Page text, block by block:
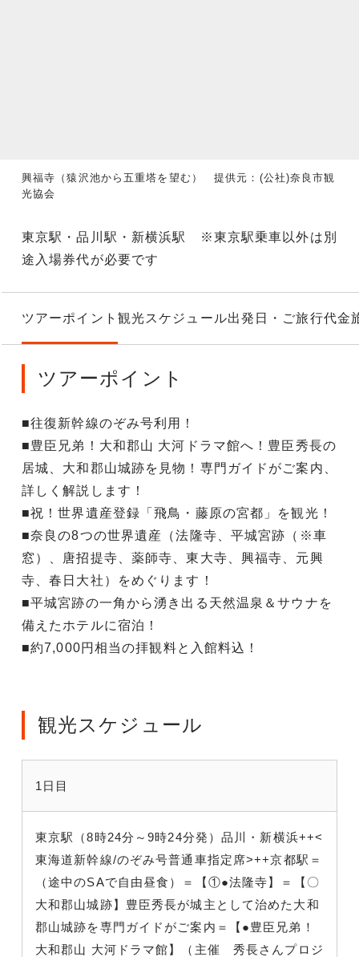
興福寺（猿沢池から五重塔を望む） 提供元：(公社)奈良市観
光協会
東京駅・品川駅・新横浜駅 ※東京駅乗車以外は別
途入場券代が必要です
ツアーポイント 観光スケジュール出発日・ご旅行代金
ツアーポイント
■往復新幹線のぞみ号利用！
■豊臣兄弟！大和郡山 大河ドラマ館へ！豊臣秀長の
居城、大和郡山城跡を見物！専門ガイドがご案内、
詳しく解説します！
■祝！世界遺産登録「飛鳥・藤原の宮都」を観光！
■奈良の8つの世界遺産（法隆寺、平城宮跡（※車
窓）、唐招提寺、薬師寺、東大寺、興福寺、元興
寺、春日大社）をめぐります！
■平城宮跡の一角から湧き出る天然温泉＆サウナを
備えたホテルに宿泊！
■約7,000円相当の拝観料と入館料込！
観光スケジュール
1日目
東京駅（8時24分～9時24分発）品川・新横浜++<
東海道新幹線/のぞみ号普通車指定席>++京都駅＝
（途中のSAで自由昼食）＝【①●法隆寺】＝【〇
大和郡山城跡】豊臣秀長が城主として治めた大和
郡山城跡を専門ガイドがご案内＝【●豊臣兄弟！
大和郡山 大河ドラマ館】（主催 秀長さんプロジ